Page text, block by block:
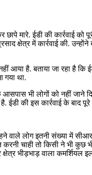
मारे. ईडी की कार्रवाई को
क्षेत्र में कार्रवाई की.
है. बताया जा रहा है कि
गया था.
भी लोगों को नहीं जाने
ईडी की इस कार्रवाई के बाद
वाले लोग इतनी संख्या में
चाही तो किसी ने भी
भीड़भाड़ वाला